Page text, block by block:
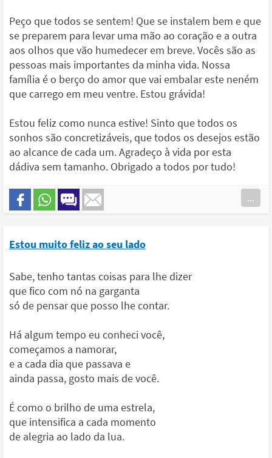
Peço que todos se sentem! Que se instalem bem e que
se preparem para levar uma mão ao coração e a outra
aos olhos que vão humedecer em breve. Vocês são as
pessoas mais importantes da minha vida. Nossa
família é o berço do amor que vai embalar este neném
que carrego em meu ventre. Estou grávida!
Estou feliz como nunca estive! Sinto que todos os
sonhos são concretizáveis, que todos os desejos estão
ao alcance de cada um. Agradeço à vida por esta
dádiva sem tamanho. Obrigado a todos por tudo!
...
Estou muito feliz ao seu lado
Sabe, tenho tantas coisas para lhe dizer
que fico com nó na garganta
só de pensar que posso lhe contar.
Há algum tempo eu conheci você,
começamos a namorar,
e a cada dia que passava e
ainda passa, gosto mais de você.
É como o brilho de uma estrela,
que intensifica a cada momento
de alegria ao lado da lua.